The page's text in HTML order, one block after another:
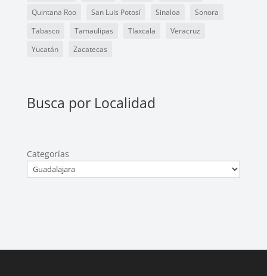
Quintana Roo
San Luis Potosí Sinaloa
Sonora
Tabasco
Tamaulipas Tlaxcala
Veracruz
Yucatán
Zacatecas
Busca por Localidad
Categorías